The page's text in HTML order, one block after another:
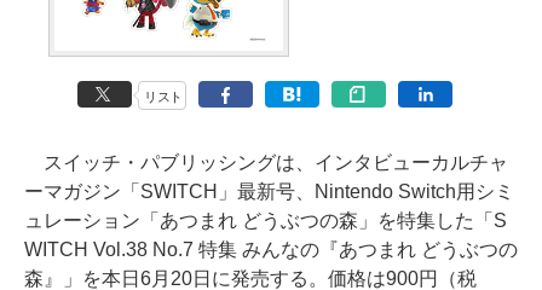
リスト
スイッチ・パブリッシングは、インタビューカルチャ
ーマガジン「SWITCH」最新号、Nintendo Switch用シミ
ュレーション「あつまれ どうぶつの森」を特集した「S
WITCH Vol.38 No.7 特集 みんなの『あつまれ どうぶつの
森』」を本日6月20日に発売する。価格は900円（税